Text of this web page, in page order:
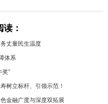
：
丈量民生温度
体系
奖”
树立标杆、引领示范！
金融广度与深度双拓展